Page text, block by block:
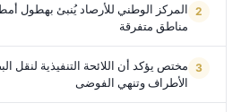
المركز الوطني للأرصاد يُنبئ بهطول
مناطق متفرقة
مختص يؤكد أن اللائحة التنفيذية لنقل
الأطراف وتنهي الفوضى